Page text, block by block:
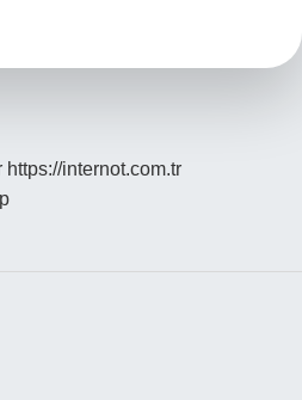
https://internot.com.tr